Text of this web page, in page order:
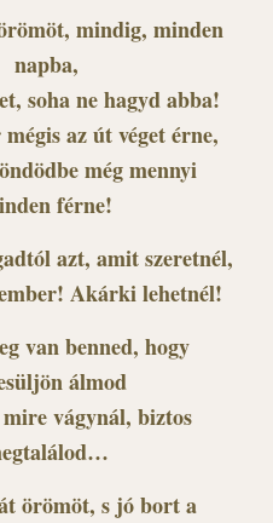
mindig, minden
napba,
soha ne hagyd abba!
az út véget érne,
még mennyi
férne!
azt, amit szeretnél,
Akárki lehetnél!
van benned, hogy
álmod
vágynál, biztos
örömöt, s jó bort a